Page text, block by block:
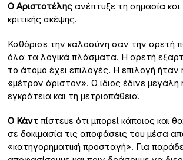
Ο Αριστοτέλης ανέπτυξε τη σημασία και
κριτικής σκέψης.
Καθόρισε την καλοσύνη σαν την αρετή
όλα τα λογικά πλάσματα. Η αρετή
το άτομο έχει επιλογές. Η επιλογή ήταν
«μέτρον άριστον». Ο ίδιος έδινε μεγάλη
εγκράτεια και τη μετριοπάθεια.
Ο Κάντ πίστευε ότι μπορεί κάποιος και
σε δοκιμασία τις αποφάσεις του μέσα
«κατηγορηματική προσταγή». Για